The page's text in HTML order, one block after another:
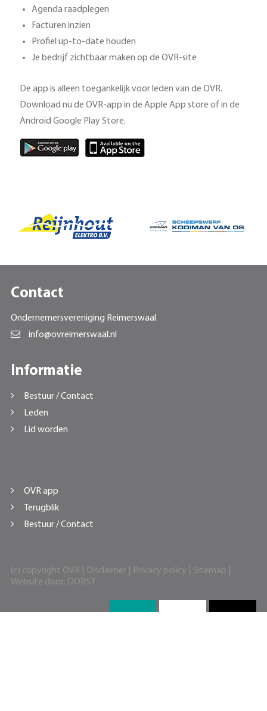
Agenda raadplegen
Facturen inzien
Profiel up-to-date houden
Je bedrijf zichtbaar maken op de OVR-site
De app is alleen toegankelijk voor leden van de OVR.
Download nu de OVR-app in de Apple App store of in de
Android Google Play Store.
Contact
Ondernemersvereniging Reimerswaal
info@ovreimerswaal.nl
Informatie
Bestuur / Contact
Leden
Lid worden
OVR app
Terugblik
Bestuur / Contact
(c) copyright OVR | Disclaimer| Privacy policy Sitemap
Website door: DORST